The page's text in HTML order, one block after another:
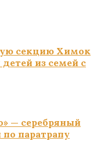
секцию Химок
из семей с
— серебряный
паратрапу